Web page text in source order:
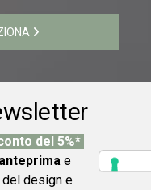
del 5%*
e
design e